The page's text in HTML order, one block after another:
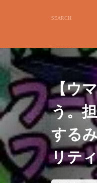
【ウ
う。
する
リテ